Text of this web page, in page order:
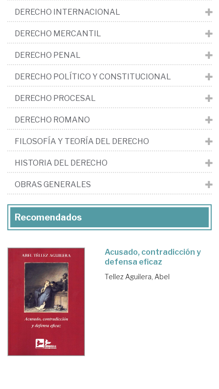
DERECHO INTERNACIONAL
DERECHO MERCANTIL
DERECHO PENAL
DERECHO POLÍTICO Y CONSTITUCIONAL
DERECHO PROCESAL
DERECHO ROMANO
FILOSOFÍA Y TEORÍA DEL DERECHO
HISTORIA DEL DERECHO
OBRAS GENERALES
Recomendados
Acusado, contradicción y
defensa eficaz
Tellez Aguilera, Abel